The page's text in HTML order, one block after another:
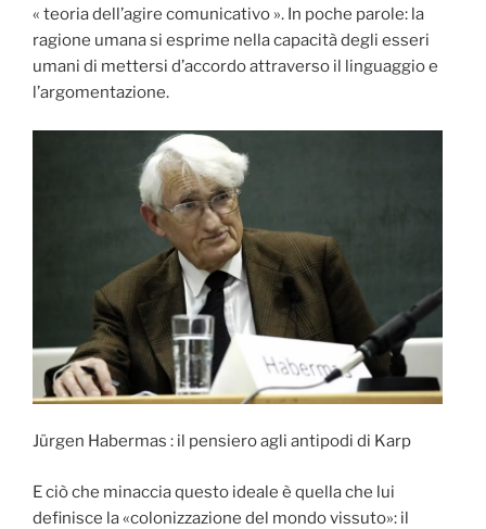
« teoria dell’agire comunicativo ». In poche parole: la
ragione umana si esprime nella capacità degli esseri
umani di mettersi d’accordo attraverso il linguaggio e
l’argomentazione.
Jürgen Habermas : il pensiero agli antipodi di Karp
E ciò che minaccia questo ideale è quella che lui
definisce la «colonizzazione del mondo vissuto»: il